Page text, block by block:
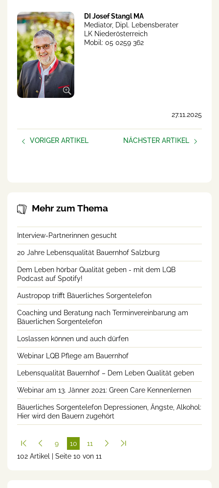
DI Josef Stangl MA
Mediator, Dipl. Lebensberater
LK Niederösterreich
Mobil: 05 0259 362
27.11.2025
VORIGER ARTIKEL
NÄCHSTER ARTIKEL
Mehr zum Thema
Interview-Partnerinnen gesucht
20 Jahre Lebensqualität Bauernhof Salzburg
Dem Leben hörbar Qualität geben - mit dem LQB
Podcast auf Spotify!
Austropop trifft Bäuerliches Sorgentelefon
Coaching und Beratung nach Terminvereinbarung am
Bäuerlichen Sorgentelefon
Loslassen können und auch dürfen
Webinar LQB Pflege am Bauernhof
Lebensqualität Bauernhof – Dem Leben Qualität geben
Webinar am 13. Jänner 2021: Green Care Kennenlernen
Bäuerliches Sorgentelefon Depressionen, Ängste, Alkohol:
Hier wird den Bauern zugehört
9
10
(cur
11
102 Artikel | Seite 10 von 11